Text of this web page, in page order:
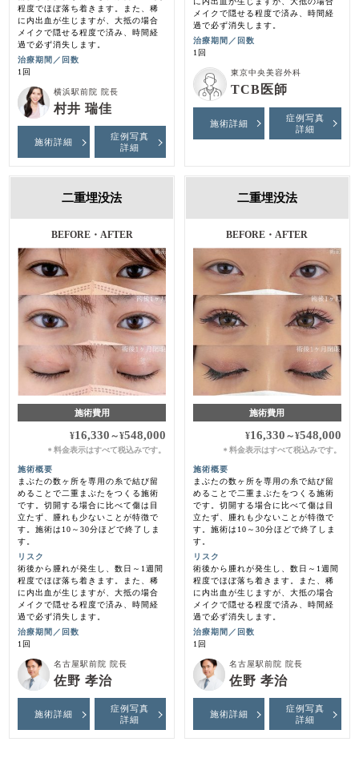
程度でほぼ落ち着きます。また、稀
に内出血が生じますが、大抵の場合
メイクで隠せる程度で済み、時間経
過で必ず消失します。
治療期間／回数
1回
横浜駅前院 院長
村井 瑞佳
施術詳細
症例写真
詳細
メイクで隠せる程度で済み、時間経
過で必ず消失します。
治療期間／回数
1回
東京中央美容外科
TCB医師
施術詳細
症例写真
詳細
二重埋没法
BEFORE・AFTER
施術費用
¥16,330 ～¥548,000
＊料金表示はすべて税込みです。
施術概要
まぶたの数ヶ所を専用の糸で結び留
めることで二重まぶたをつくる施術
です。切開する場合に比べて傷は目
立たず、腫れも少ないことが特徴で
す。施術は10～30分ほどで終了しま
す。
リスク
術後から腫れが発生し、数日～1週間
程度でほぼ落ち着きます。また、稀
に内出血が生じますが、大抵の場合
メイクで隠せる程度で済み、時間経
過で必ず消失します。
治療期間／回数
1回
名古屋駅前院 院長
佐野 孝治
施術詳細
症例写真
詳細
二重埋没法
BEFORE・AFTER
施術費用
¥16,330 ～¥548,000
＊ 料金表示はすべて税込みです。
施術概要
まぶたの数ヶ所を専用の糸で結び留
めることで二重まぶたをつくる施術
です。切開する場合に比べて傷は目
立たず、腫れも少ないことが特徴で
す。施術は10～30分ほどで終了しま
す。
リスク
術後から腫れが発生し、数日～1週間
程度でほぼ落ち着きます。また、稀
に内出血が生じますが、大抵の場合
メイクで隠せる程度で済み、時間経
過で必ず消失します。
治療期間／回数
1回
名古屋駅前院 院長
佐野 孝治
施術詳細
症例写真
詳細